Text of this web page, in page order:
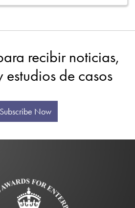
recibir noticias,
estudios de casos
Subscribe Now